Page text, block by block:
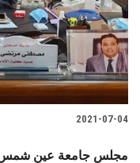
2021-07-04
مجلس جامعة عين شمس